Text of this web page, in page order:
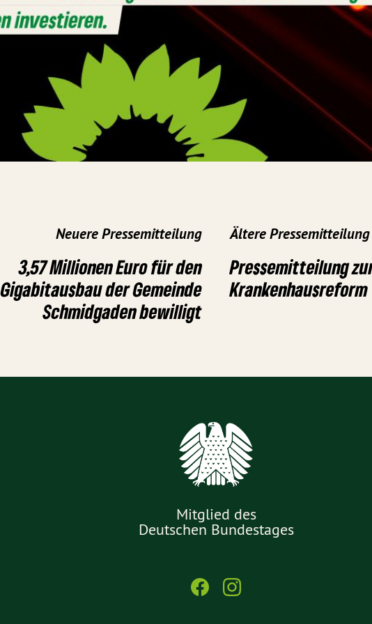
Neuere Pressemitteilung
3,57 Millionen Euro für den
Gigabitausbau der Gemeinde
Schmidgaden bewilligt
Ältere Pressemitteilung
Pressemitteilung
Krankenhausreform
Mitglied des
Deutschen Bundestages